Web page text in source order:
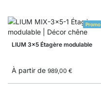
Promo
LIUM 3x5 Étagère modulable
À partir de 989,00 €